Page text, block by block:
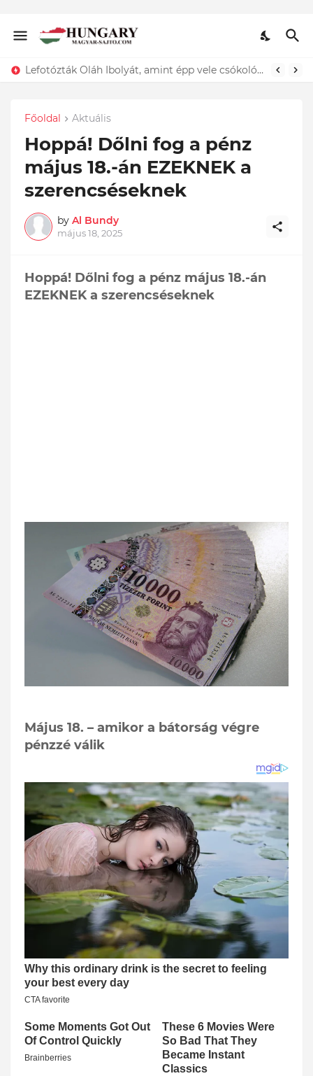
Lefotózták Oláh Ibolyát, amint épp vele csókolózik - EZT nem hiszed el, kinek a karjában kötött ki...ÍME
Főoldal Aktuális
Hoppá! Dőlni fog a pénz
május 18.-án EZEKNEK a
szerencséseknek
by Al Bundy
május 18, 2025
Hoppá! Dőlni fog a pénz május 18.-án
EZEKNEK a szerencséseknek
Május 18. – amikor a bátorság végre
pénzzé válik